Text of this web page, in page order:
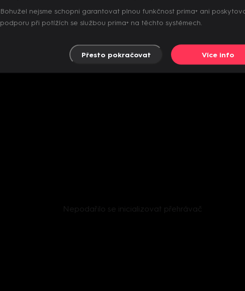
Nepodařilo se inicializovat přehrávač
Bohužel nejsme schopni garantovat plnou funkčnost prima+ ani
podporu při potížích se službou prima+ na těchto systémech.
Přesto pokračovat Více info